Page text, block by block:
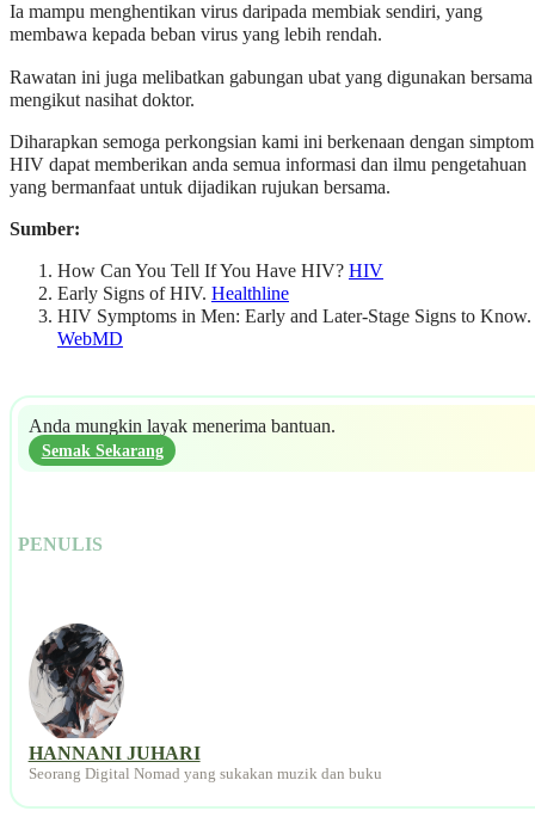
Ia mampu menghentikan virus daripada membiak sendiri, yang
membawa kepada beban virus yang lebih rendah.
Rawatan ini juga melibatkan gabungan ubat yang digunakan bersama
mengikut nasihat doktor.
Diharapkan semoga perkongsian kami ini berkenaan dengan simptom
HIV dapat memberikan anda semua informasi dan ilmu pengetahuan
yang bermanfaat untuk dijadikan rujukan bersama.
Sumber:
How Can You Tell If You Have HIV? HIV
Early Signs of HIV. Healthline
HIV Symptoms in Men: Early and Later-Stage Signs to Know.
WebMD
Anda mungkin layak menerima bantuan.
Semak Sekarang
PENULIS
HANNANI JUHARI
Seorang Digital Nomad yang sukakan muzik dan buku